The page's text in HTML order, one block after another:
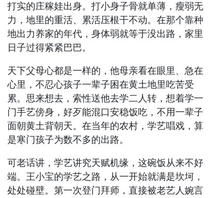
打实的庄稼娃出身。打小身子骨就单薄，瘦弱无
力，地里的重活、累活压根干不动。在那个靠种
地出力养家的年代，身体弱就等于没出路，家里
日子过得紧紧巴巴。
天下父母心都是一样的，他母亲看在眼里、急在
心里，不忍心孩子一辈子困在黄土地里吃苦受
累。思来想去，索性送他去学二人转，想着学一
门手艺傍身，好歹能混口安稳饭吃，不用一辈子
面朝黄土背朝天。在当年的农村，学艺唱戏，算
是寒门孩子为数不多的出路。
可老话讲，学艺讲究天赋机缘，这碗饭从来不好
端。王小宝的学艺之路，从一开始就满是坎坷，
处处碰壁。第一次登门拜师，直接被老艺人婉言